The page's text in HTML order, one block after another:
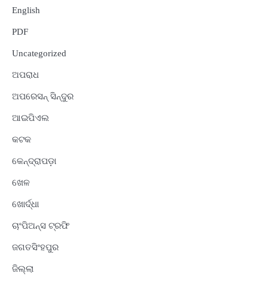
English
PDF
Uncategorized
ଅପରାଧ
ଅପରେସନ୍ ସିନ୍ଦୁର
ଆଇପିଏଲ
କଟକ
କେନ୍ଦ୍ରାପଡ଼ା
ଖେଳ
ଖୋର୍ଦ୍ଧା
ଚାଂପିଅନ୍ସ ଟ୍ରଫି
ଜଗତସିଂହପୁର
ଜିଲ୍ଲା